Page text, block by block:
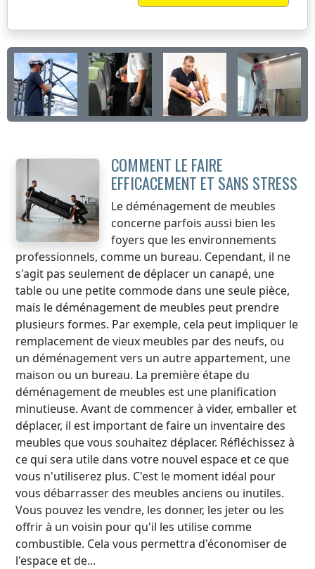
COMMENT LE FAIRE
EFFICACEMENT ET SANS STRESS
Le déménagement de meubles
concerne parfois aussi bien les
foyers que les environnements
professionnels, comme un bureau. Cependant, il ne
s'agit pas seulement de déplacer un canapé, une
table ou une petite commode dans une seule pièce,
mais le déménagement de meubles peut prendre
plusieurs formes. Par exemple, cela peut impliquer le
remplacement de vieux meubles par des neufs, ou
un déménagement vers un autre appartement, une
maison ou un bureau. La première étape du
déménagement de meubles est une planification
minutieuse. Avant de commencer à vider, emballer et
déplacer, il est important de faire un inventaire des
meubles que vous souhaitez déplacer. Réfléchissez à
ce qui sera utile dans votre nouvel espace et ce que
vous n'utiliserez plus. C'est le moment idéal pour
vous débarrasser des meubles anciens ou inutiles.
Vous pouvez les vendre, les donner, les jeter ou les
offrir à un voisin pour qu'il les utilise comme
combustible. Cela vous permettra d'économiser de
l'espace et de...